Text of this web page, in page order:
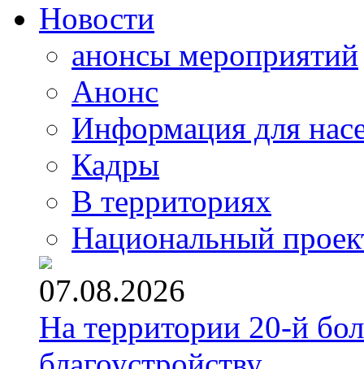
Новости
анонсы мероприятий
Анонс
Информация для
Кадры
В территориях
Национальный
07.08.2026
На территории 20-й